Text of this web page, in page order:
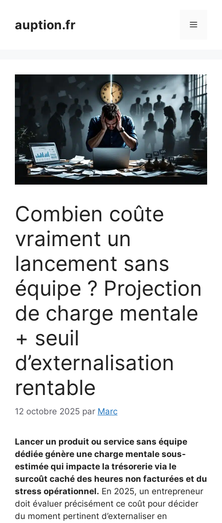
contenuauption.fr Menu
Combien coûte
vraiment un
lancement sans
équipe ? Projection
de charge mentale
+ seuil
d’externalisation
rentable
12 octobre 2025 par Marc
Lancer un produit ou service sans équipe
dédiée génère une charge mentale sous-
estimée qui impacte la trésorerie via le
surcoût caché des heures non facturées et du
stress opérationnel. En 2025, un entrepreneur
doit évaluer précisément ce coût pour décider
du moment pertinent d’externaliser en